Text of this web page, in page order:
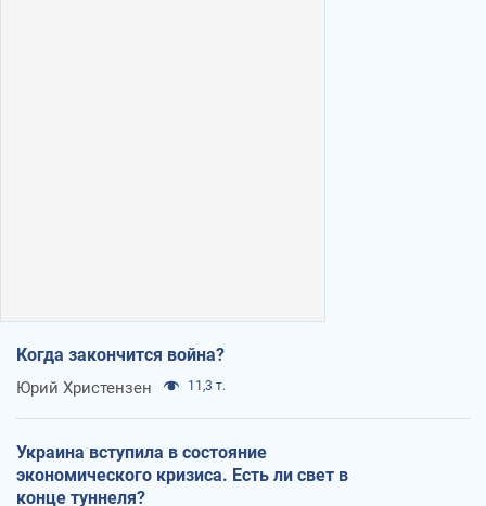
Когда закончится война?
Юрий Христензен 11,3 т.
Украина вступила в состояние
экономического кризиса. Есть ли свет в
конце туннеля?